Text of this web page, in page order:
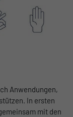
Anwendungen,
In ersten
mit den